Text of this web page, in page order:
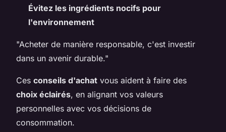
Évitez les ingrédients nocifs pour
l'environnement
"Acheter de manière responsable, c'est investir
dans un avenir durable."
Ces conseils d'achat vous aident à faire des
choix éclairés, en alignant vos valeurs
personnelles avec vos décisions de
consommation.